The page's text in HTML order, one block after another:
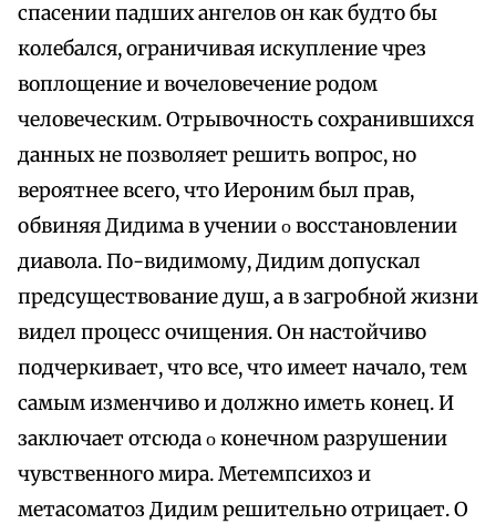
спасении падших ангелов он как будто бы
колебался, ограничивая искупление чрез
воплощение и вочеловечение родом
человеческим. Отрывочность сохранившихся
данных не позволяет решить вопрос, но
вероятнее всего, что Иероним был прав,
обвиняя Дидима в учении ο восстановлении
диавола. По-видимому, Дидим допускал
предсуществование душ, а в загробной жизни
видел процесс очищения. Он настойчиво
подчеркивает, что все, что имеет начало, тем
самым изменчиво и должно иметь конец. И
заключает отсюда ο конечном разрушении
чувственного мира. Метемпсихоз и
метасоматоз Дидим решительно отрицает. О